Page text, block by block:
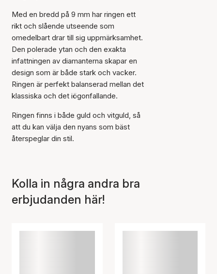
korgen
Med en bredd på 9 mm har ringen ett
rikt och slående utseende som
omedelbart drar till sig uppmärksamhet.
Den polerade ytan och den exakta
infattningen av diamanterna skapar en
design som är både stark och vacker.
Ringen är perfekt balanserad mellan det
klassiska och det iögonfallande.
Ringen finns i både guld och vitguld, så
att du kan välja den nyans som bäst
återspeglar din stil.
Kolla in några andra bra
erbjudanden här!